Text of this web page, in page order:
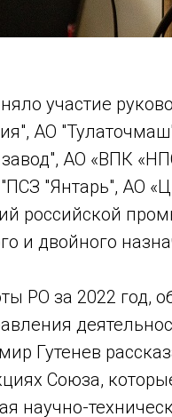
участие
АО
АО «ВПК
"Янтарь", АО
российской
и двойного
РО за 2022 год,
Гутенев
Союза,
научно-